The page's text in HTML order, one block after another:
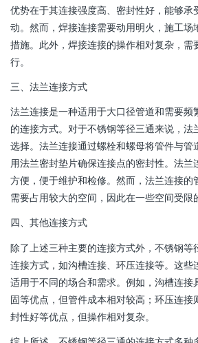
优势在于其连接强度高、密封性好，能够承
动。然而，焊接连接需要动用明火，施工场
措施。此外，焊接连接的操作相对复杂，需
行。
三、法兰连接方式
法兰连接是一种适用于大口径管道和需要频
的连接方式。对于不锈钢等径三通来说，法
选择。法兰连接通过螺栓和螺母将管件与管
用法兰密封垫片确保连接点的密封性。法兰
方便，便于维护和检修。然而，法兰连接的
需要占用较大的空间，因此在一些空间受限
四、其他连接方式
除了上述三种主要的连接方式外，不锈钢等
连接方式，如沟槽连接、环压连接等。这些
适用于不同的场合和需求。例如，沟槽连接
固等优点，但管件成本相对较高；环压连接
封性好等优点，但操作相对复杂。